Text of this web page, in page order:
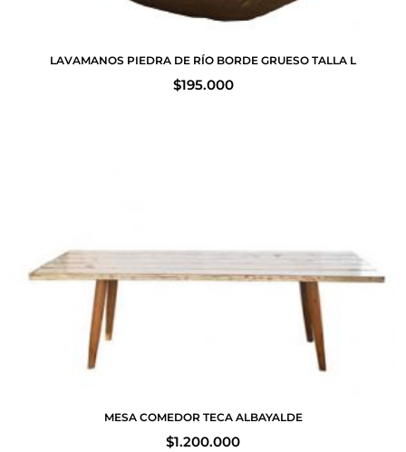
LAVAMANOS PIEDRA DE RÍO BORDE GRUESO TALLA L
$195.000
MESA COMEDOR TECA ALBAYALDE
$1.200.000